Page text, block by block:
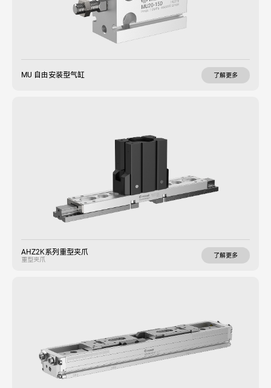
MU 自由安装型气缸 了解更多
AHZ2K系列重型夹爪
重型夹爪
了解更多